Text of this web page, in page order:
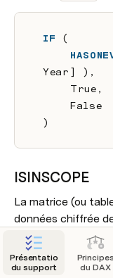
IF (
Year] ),
    True,
    False
)
ISINSCOPE
La matrice (ou
données chiffrée
pas présent dans
Présentation
du support
Principes
du DAX